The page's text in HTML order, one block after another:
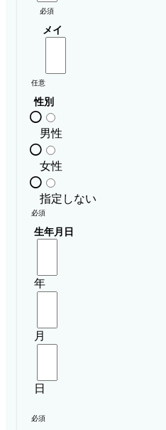
必須
メイ
任意
性別
男性
女性
指定しない
必須
生年月日
年
月
日
必須